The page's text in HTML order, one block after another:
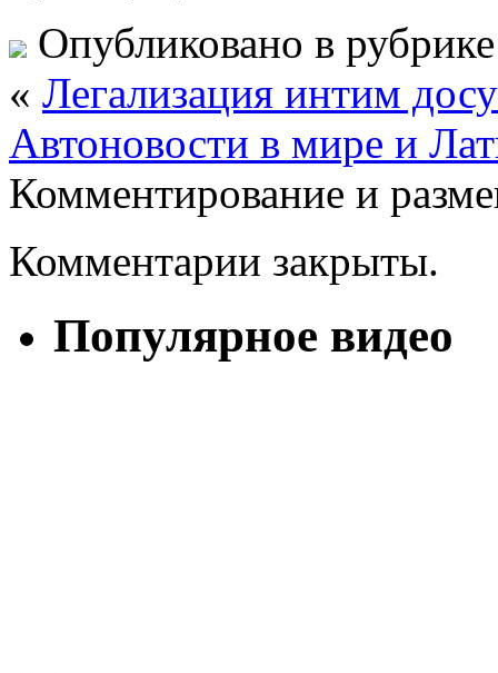
Опубликовано в
« Легализация интим
Автоновости в мире и
Комментирование и
Комментарии закрыты.
Популярное видео